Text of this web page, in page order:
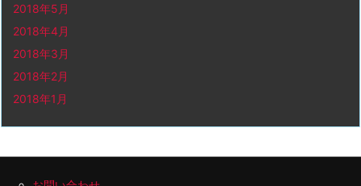
2018年5月
2018年4月
2018年3月
2018年2月
2018年1月